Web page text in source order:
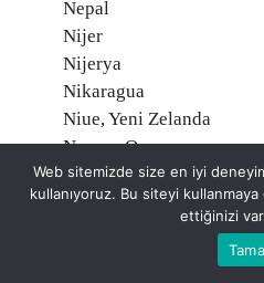
Nepal
Nijer
Nijerya
Nikaragua
Niue, Yeni Zelanda
Norveç O
Orta Afrika Cumhuriyeti
Özbekistan
Web sitemizde size en iyi
kullanıyoruz. Bu siteyi
ettiğinizi